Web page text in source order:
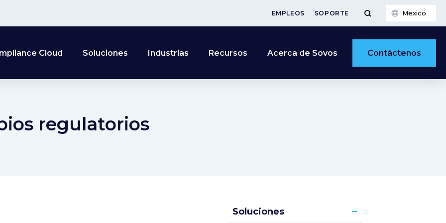
EMPLEOS SOPORTE Mexico
Cloud Soluciones Industrias Recursos Acerca de Sovos Contáctenos
regulatorios
Soluciones